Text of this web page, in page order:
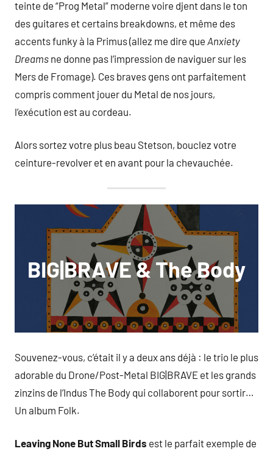
teinte de “Prog Metal” moderne voire djent dans le ton
des guitares et certains breakdowns, et même des
accents funky à la Primus (allez me dire que Anxiety
Dreams ne donne pas l’impression de naviguer sur les
Mers de Fromage). Ces braves gens ont parfaitement
compris comment jouer du Metal de nos jours,
l’exécution est au cordeau.
Alors sortez votre plus beau Stetson, bouclez votre
ceinture-revolver et en avant pour la chevauchée.
BIG|BRAVE & The Body
Souvenez-vous, c’était il y a deux ans déjà : le trio le plus
adorable du Drone/Post-Metal BIG|BRAVE et les grands
zinzins de l’Indus The Body qui collaborent pour sortir…
Un album Folk.
Leaving None But Small Birds est le parfait exemple de